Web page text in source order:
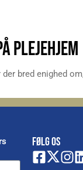
PLEJEHJEM
bred enighed
FØLG OS